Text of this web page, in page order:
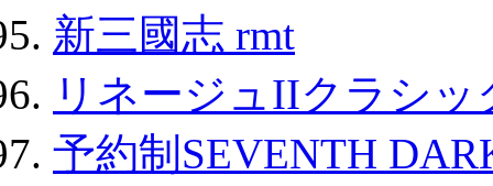
新三國志 rmt
リネージュIIクラシ
予約制SEVENTH